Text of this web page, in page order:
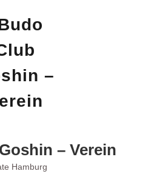
– Verein
Hamburg